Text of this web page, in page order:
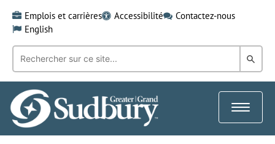
content
Emplois et carrières Accessibilité
Contactez-nous
English
Recherche
mot-
clé:
dans
Toggle